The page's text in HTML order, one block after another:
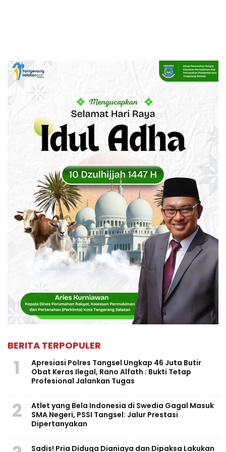
BERITA TERPOPULER
1
Apresiasi Polres Tangsel Ungkap 46 Juta Butir
Obat Keras Ilegal, Rano Alfath : Bukti Tetap
Profesional Jalankan Tugas
2
Atlet yang Bela Indonesia di Swedia Gagal Masuk
SMA Negeri, PSSI Tangsel: Jalur Prestasi
Dipertanyakan
Sadis! Pria Diduga Dianiaya dan Dipaksa Lakukan